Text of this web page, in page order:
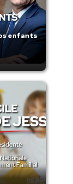
enfants